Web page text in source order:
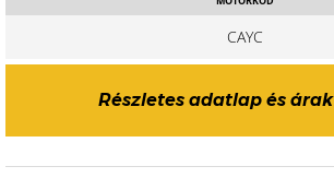
CAYC
Részletes adatlap és árak